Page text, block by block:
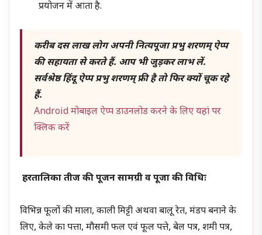
प्रयोजन में आता है.
करीब दस लाख लोग अपनी नित्यपूजा प्रभु शरणम् ऐप्प
की सहायता से करते हैं. आप भी जुड़कर लाभ लें.
सर्वश्रेष्ठ हिंदू ऐप्प प्रभु शरणम् फ्री है तो फिर क्यों चूक रहे
हैं.
Android मोबाइल ऐप्प डाउनलोड करने के लिए यहां पर
क्लिक करें
हरतालिका तीज की पूजन सामग्री व पूजा की विधिः
विभिन्न फूलों की माला, काली मिट्टी अथवा बालू रेत, मंडप बनाने के
लिए, केले का पत्ता, मौसमी फल एवं फूल पत्ते, बेल पत्र, शमी पत्र,